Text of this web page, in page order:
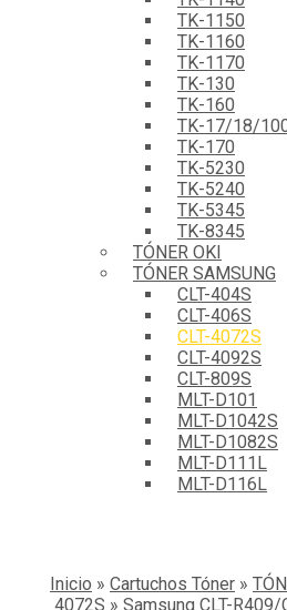
TK-1150
TK-1160
TK-1170
TK-130
TK-160
TK-17/18/
TK-170
TK-5230
TK-5240
TK-5345
TK-8345
TÓNER OKI
TÓNER SAMSUNG
CLT-404S
CLT-406S
CLT-4072S
CLT-4092S
CLT-809S
MLT-D101
MLT-D1042S
MLT-D1082S
MLT-D111L
MLT-D116L
Inicio » Cartuchos Tóner »
4072S » Samsung CLT-R409/